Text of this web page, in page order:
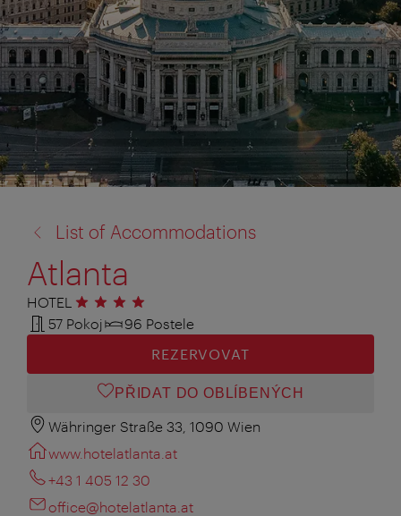
na:
List of Accommodations
Atlanta
HOTEL 4 hvězdičky
57 Pokoj
96 Postele
REZERVOVAT
PŘIDAT DO OBLÍBENÝCH
Währinger Straße 33, 1090 Wien
www.hotelatlanta.at
+43 1 405 12 30
office@hotelatlanta.at